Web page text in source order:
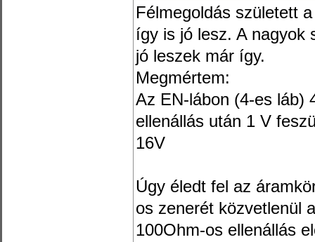
Félmegoldás született
így is jó lesz. A nagyok
jó leszek már így.
Megmértem:
Az EN-lábon (4-es láb)
ellenállás után 1 V
16V
Úgy éledt fel az
os zenerét közvetlenül
100Ohm-os ellenállás